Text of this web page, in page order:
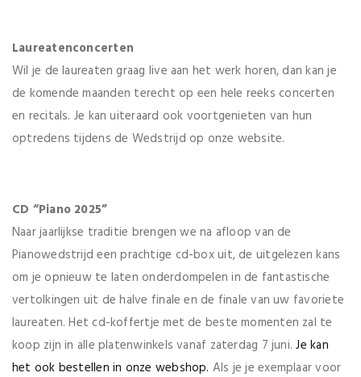
Laureatenconcerten
Wil je de laureaten graag live aan het werk horen, dan kan je
de komende maanden terecht op een hele reeks concerten
en recitals. Je kan uiteraard ook voortgenieten van hun
optredens tijdens de Wedstrijd op onze website.
CD “Piano 2025”
Naar jaarlijkse traditie brengen we na afloop van de
Pianowedstrijd een prachtige cd-box uit, de uitgelezen kans
om je opnieuw te laten onderdompelen in de fantastische
vertolkingen uit de halve finale en de finale van uw favoriete
laureaten. Het cd-koffertje met de beste momenten zal te
koop zijn in alle platenwinkels vanaf zaterdag 7 juni.Je kan
het ook bestellen in onze webshop. Als je je exemplaar voor